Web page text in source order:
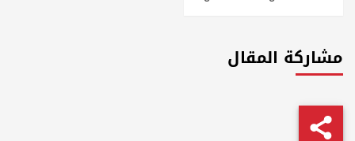
مشاركة المقال